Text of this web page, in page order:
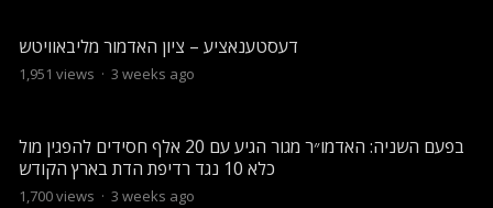
דעסטענאציע – ציון האדמור מליבאוויטש
1,951 views · 3 weeks ago
בפעם השניה: האדמו״ר מגור הגיע עם 20 אלף חסידים להפגין מול
כלא 10 נגד רדיפת הדת בארץ הקודש
1,700views · 3 weeks ago